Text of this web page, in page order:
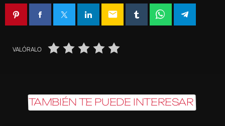
email
VALÓRALO
TAMBIÉN TE PUEDE INTERESAR